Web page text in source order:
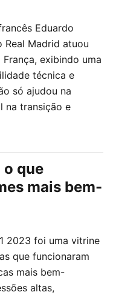
Eduardo
Real Madrid atuou
exibindo uma
técnica e
só ajudou na
na transição e
o que
mais bem-
2023 foi uma vitrine
que funcionaram
mais bem-
altas,